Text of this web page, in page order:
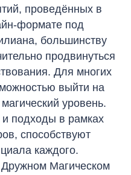
проведённых в
формате под
большинству
продвинуться
Для многих
выйти на
уровень.
подходы в рамках
способствуют
каждого.
Дружном Магическом